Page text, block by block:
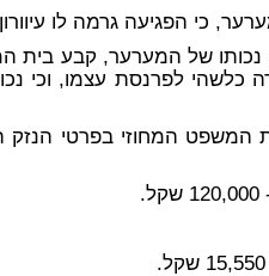
כי הפגיעה גרמה לו
של המערער, קבע בית
כלשהי לפרנסת עצמו, וכי
המשפט המחוזי בפרטי